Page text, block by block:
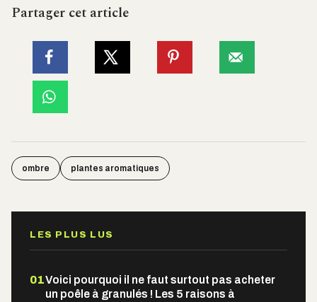
Partager cet article
ombre plantes aromatiques
LES PLUS LUS
01Voici pourquoi il ne faut surtout pas acheter
un poêle à granulés ! Les 5 raisons à